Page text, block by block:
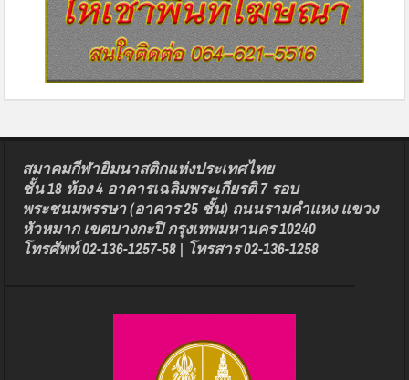
สมาคมกีฬายิมนาสติกแห่งประเทศไทย
ชั้น 18 ห้อง 4 อาคารเฉลิมพระเกียรติ 7 รอบ
พระชนมพรรษา (อาคาร 25 ชั้น) ถนนรามคำแหง แขวง
หัวหมาก เขตบางกะปิ กรุงเทพมหานคร 10240
โทรศัพท์ 02-136-1257-58 | โทรสาร 02-136-1258